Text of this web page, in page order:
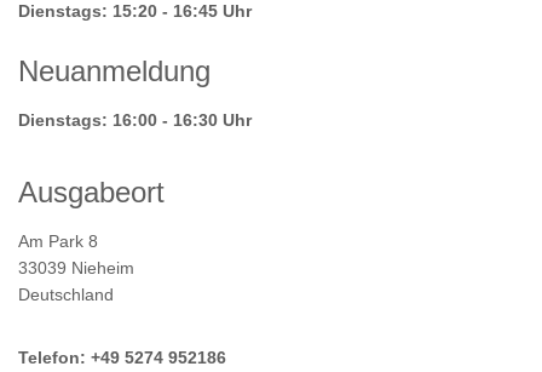
Dienstags: 15:20 - 16:45 Uhr
Neuanmeldung
Dienstags: 16:00 - 16:30 Uhr
Ausgabeort
Am Park 8
33039 Nieheim
Deutschland
Telefon: +49 5274 952186